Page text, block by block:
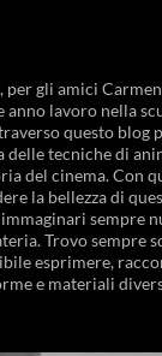
per gli amici
anno lavoro nella
questo
delle tecniche di
del cinema. Con
la bellezza di
sempre
Trovo sempre
esprimere,
e materiali